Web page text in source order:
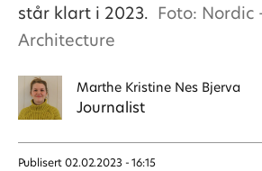
står klart i 2023. Foto: Nordic
Architecture
Marthe Kristine Nes Bjerva
Journalist
Publisert
02.02.2023 - 16:15